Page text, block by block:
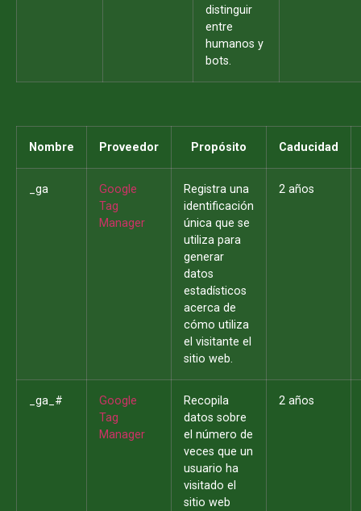
distinguir
entre
humanos y
bots.
Nombre Proveedor Propósito Caducidad
_ga
Google
Tag
Manager
Registra una
identificación
única que se
utiliza para
generar
datos
estadísticos
acerca de
cómo utiliza
el visitante el
sitio web.
2 años
_ga_#
Google
Tag
Manager
Recopila
datos sobre
el número de
veces que un
usuario ha
visitado el
sitio web
2 años